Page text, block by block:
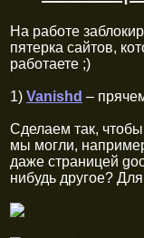
На работе
пятерка сайтов,
работаете ;)
1) Vanishd –
Сделаем так,
мы могли,
даже страницей
нибудь другое?